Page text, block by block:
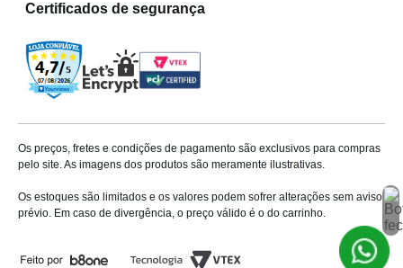
Certificados de segurança
Os preços, fretes e condições de pagamento são exclusivos para compras
pelo site. As imagens dos produtos são meramente ilustrativas.
Os estoques são limitados e os valores podem sofrer alterações sem aviso
prévio. Em caso de divergência, o preço válido é o do carrinho.